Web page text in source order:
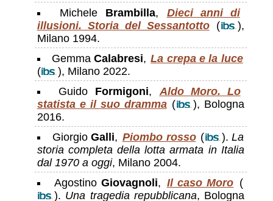
Michele Brambilla,
Dieci anni di
illusioni. Storia del Sessantotto (
),
Milano 1994.
GemmaCalabresi, La crepa e la luce
(
), Milano 2022.
Guido Formigoni, Aldo Moro. Lo
statista e il suo dramma (
), Bologna
2016.
GiorgioGalli, Piombo rosso ( ).La
storia completa della lotta armata in Italia
dal 1970 a oggi, Milano 2004.
AgostinoGiovagnoli, Il caso Moro (
). Una tragedia repubblicana, Bologna